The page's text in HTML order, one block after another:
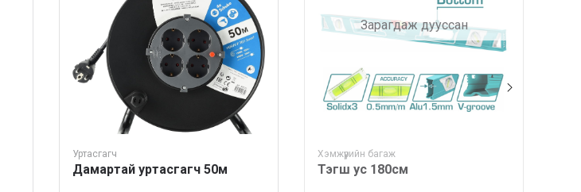
Уртасгагч
Дамартай уртасгагч 50м
Зарагдаж дууссан
Хэмжүүрийн багаж
Тэгш ус 180см